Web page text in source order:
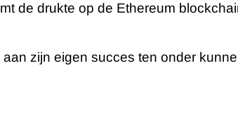
de drukte op de Ethereum
zijn eigen succes ten onder